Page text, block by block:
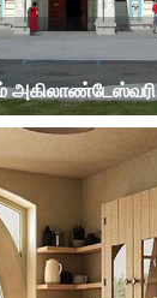
அகிலாண்டேஸ்வரி